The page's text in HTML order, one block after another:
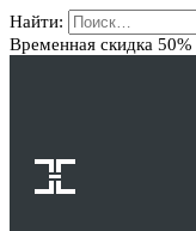
Найти:
Временная скидка 50%